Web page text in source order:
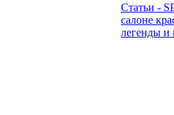
Статьи -
салоне
легенды и